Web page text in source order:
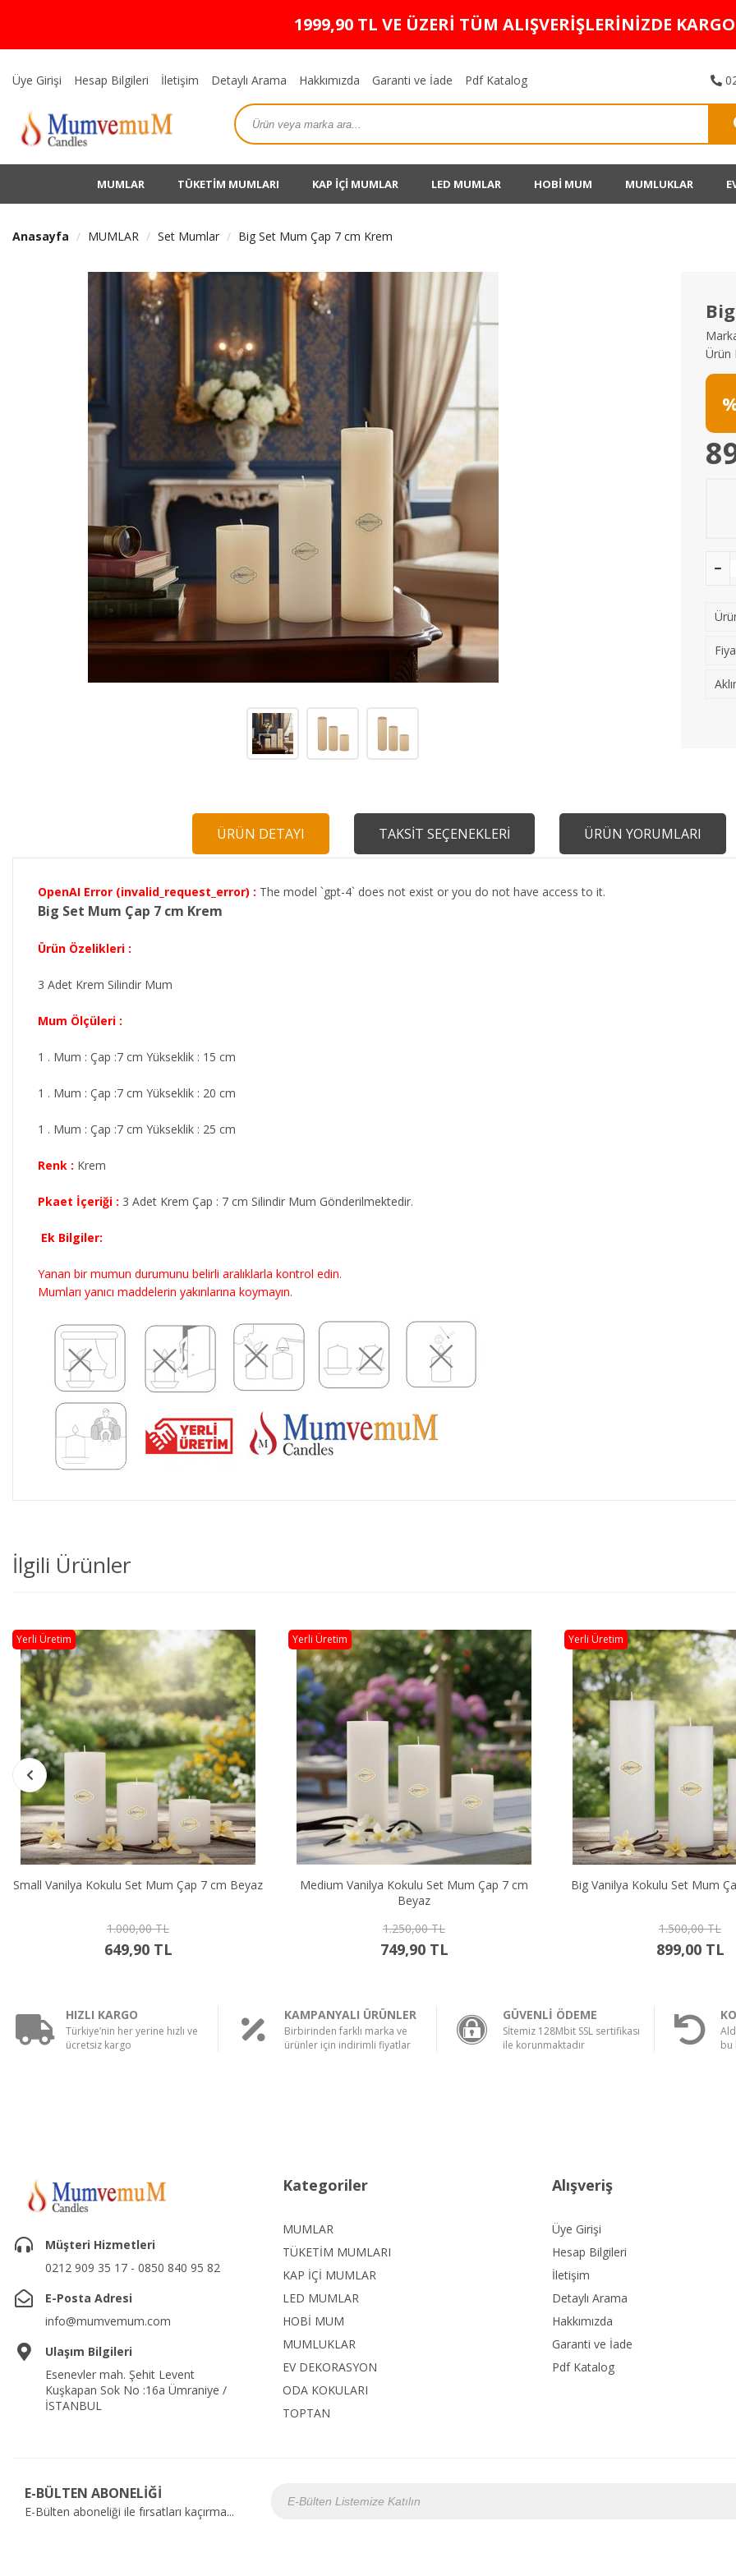
1999,90 TL VE ÜZERİ TÜM ALIŞVERİŞLERİNİZDE
Üye Girişi Hesap Bilgileri İletişim Detaylı Arama Hakkımızda Garanti ve İade Pdf Katalog
MUMLAR TÜKETİM MUMLARI KAP İÇİ MUMLAR LED MUMLAR HOBİ MUM MUMLUKLAR
Anasayfa MUMLAR Set Mumlar Big Set Mum Çap 7 cm Krem
Ürün
ÜRÜN DETAYI TAKSİT SEÇENEKLERİ ÜRÜN YORUMLARI
OpenAI Error (invalid_request_error) : The model `gpt-4` does not exist or you do not have access to it.
Big Set Mum Çap 7 cm Krem
Ürün Özelikleri :
3 Adet Krem Silindir Mum
Mum Ölçüleri :
1 . Mum : Çap :7 cm Yükseklik : 15 cm
1 . Mum : Çap :7 cm Yükseklik : 20 cm
1 . Mum : Çap :7 cm Yükseklik : 25 cm
Renk : Krem
Pkaet İçeriği : 3 Adet Krem Çap : 7 cm Silindir Mum Gönderilmektedir.
Ek Bilgiler:
Yanan bir mumun durumunu belirli aralıklarla kontrol edin.
Mumları yanıcı maddelerin yakınlarına koymayın.
İlgili Ürünler
7 cm Beyaz
Medium Vanilya Kokulu Set Mum Çap 7 cm
Yerli Üretim
Big Vanilya Kokulu Set Mum Çap 7 cm Beyaz
Yerli Üretim Stokta Yok
HIZLI KARGO
Türkiye’nin her yerine hızlı ve
ücretsiz kargo
KAMPANYALI ÜRÜNLER
Birbirinden farklı marka ve
ürünler için indirimli fiyatlar
GÜVENLİ ÖDEME
Sİtemiz 128Mbit SSL sertifikası
ile korunmaktadır
bu
Müşteri Hizmetleri
0212 909 35 17 - 0850 840 95 82
E-Posta Adresi
info@mumvemum.com
Ulaşım Bilgileri
Esenevler mah. Şehit Levent
Kuşkapan Sok No :16a Ümraniye /
İSTANBUL
Kategoriler
MUMLAR
TÜKETİM MUMLARI
KAP İÇİ MUMLAR
LED MUMLAR
HOBİ MUM
MUMLUKLAR
EV DEKORASYON
ODA KOKULARI
TOPTAN
Alışveriş
Üye Girişi
Hesap Bilgileri
İletişim
Detaylı Arama
Hakkımızda
Garanti ve İade
Pdf Katalog
E-BÜLTEN ABONELİĞİ
E-Bülten aboneliği ile fırsatları kaçırma...